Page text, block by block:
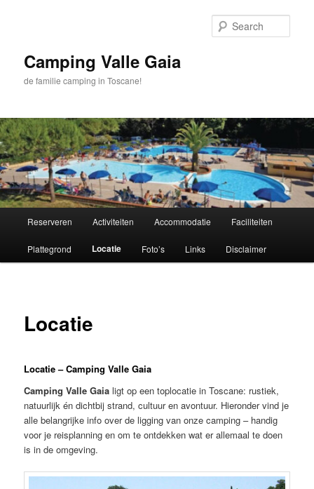
Camping Valle Gaia
de familie camping in Toscane!
Reserveren Activiteiten Accommodatie Faciliteiten
Plattegrond Locatie Foto’s Links Disclaimer
Locatie
Locatie – Camping Valle Gaia
Camping Valle Gaia ligt op een toplocatie in Toscane: rustiek,
natuurlijk én dichtbij strand, cultuur en avontuur. Hieronder vind je
alle belangrijke info over de ligging van onze camping – handig
voor je reisplanning en om te ontdekken wat er allemaal te doen
is in de omgeving.